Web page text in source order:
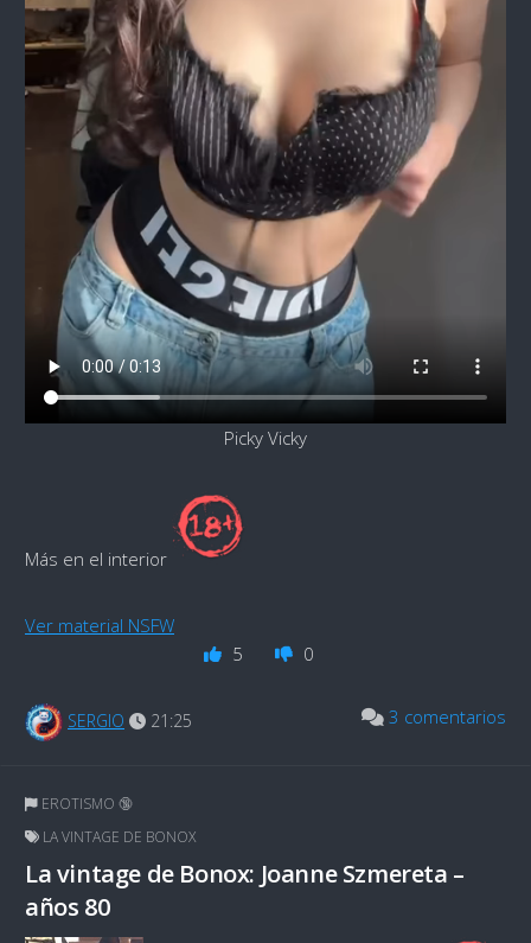
Picky Vicky
Más en el interior
Ver material NSFW
5
0
SERGIO 21:25 3 comentarios
EROTISMO 🔞
LA VINTAGE DE BONOX
La vintage de Bonox: Joanne Szmereta –
años 80